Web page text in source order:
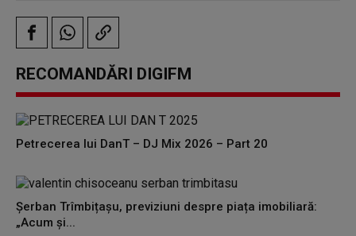
RECOMANDĂRI DIGIFM
Petrecerea lui DanT – DJ Mix 2026 – Part 20
Șerban Trîmbițașu, previziuni despre piața imobiliară:
„Acum și...